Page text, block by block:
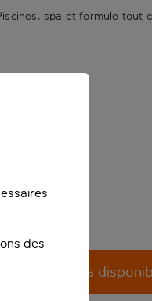
spa et formule tout
Vérifier la
des